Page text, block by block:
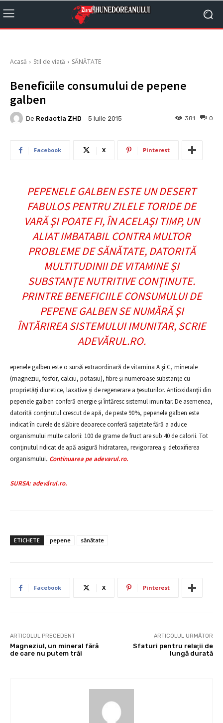
Acasă Stil de viață SĂNĂTATE
Beneficiile consumului de pepene
galben
De Redactia ZHD 5 Iulie 2015 0
381
Facebook X Pinterest
PEPENELE GALBEN ESTE UN DESERT
FABULOS PENTRU ZILELE TORIDE DE
VARĂ ŞI POATE FI, ÎN ACELAŞI TIMP, UN
ALIAT IMBATABIL CONTRA MULTOR
PROBLEME DE SĂNĂTATE, DATORITĂ
MULTITUDINII DE VITAMINE ŞI
SUBSTANŢE NUTRITIVE CONŢINUTE.
PRINTRE BENEFICIILE CONSUMULUI DE
PEPENE GALBEN SE NUMĂRĂ ŞI
ÎNTĂRIREA SISTEMULUI IMUNITAR, SCRIE
ADEVĂRUL.RO.
epenele galben este o sursă extraordinară de vitamina A şi C, minerale
(magneziu, fosfor, calciu, potasiu), fibre şi numeroase substanţe cu
proprietăţi diuretice, laxative şi de regenerare a ţesuturilor. Antioxidanţii din
pepenele galben conferă energie şi întăresc sistemul imunitar. De asemenea,
datorită conţinutul crescut de apă, de peste 90%, pepenele galben este
indicat în curele de slăbire deoarece conferă saţietate fără a aduce
organismului multe calorii: 100 de grame de fruct are sub 40 de calorii. Tot
conţinutul ridicat de apă asigură hidratarea, revigorarea şi detoxifierea
organismului. Continuarea pe adevarul.ro.
SURSA: adevărul.ro.
ETICHETE pepene sănătate
Facebook X Pinterest
ARTICOLUL PRECEDENT
Magneziul, un mineral fără
de care nu putem trăi
ARTICOLUL URMĂTOR
Sfaturi pentru relaţii de
lungă durată